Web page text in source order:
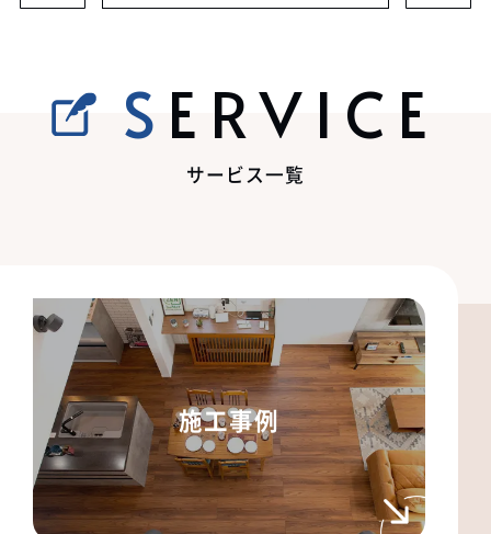
SERVICE
サービス一覧
施工事例